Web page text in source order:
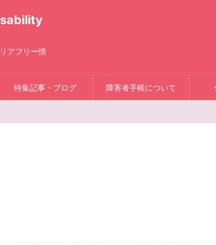
アフリー情
特集記事・ブログ 障害者手帳について